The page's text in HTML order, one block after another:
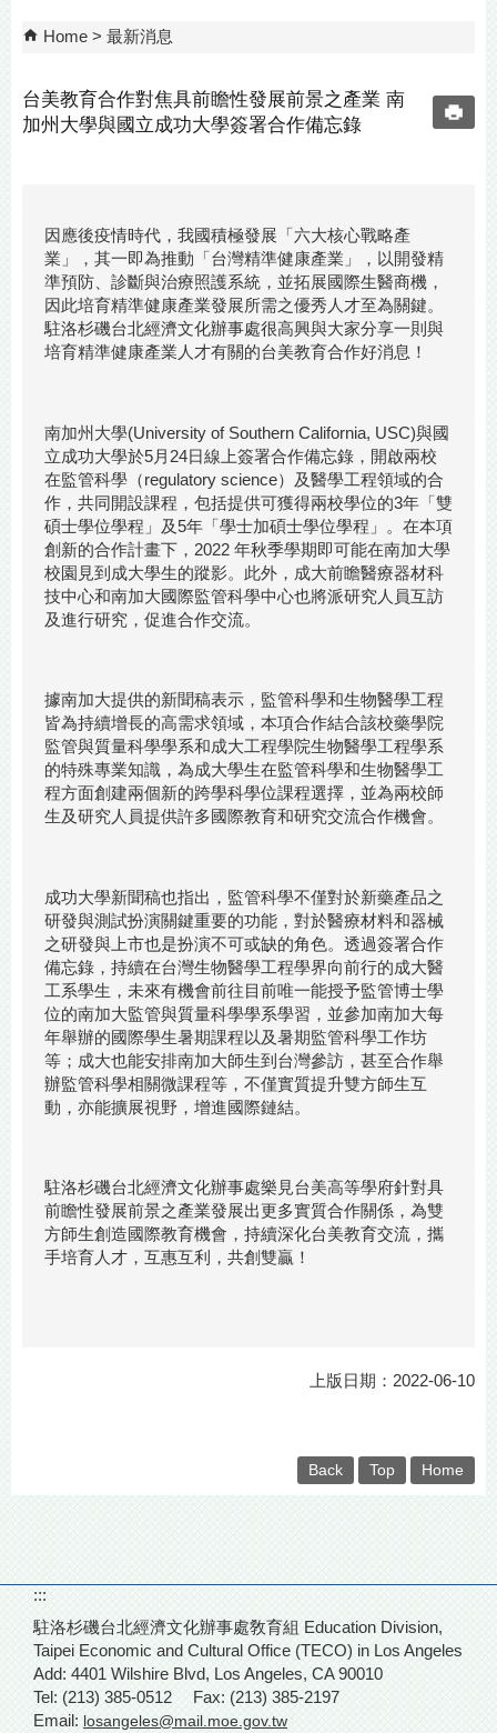
Home 最新消息
台美教育合作對焦具前瞻性發展前景之產業 南
加州大學與國立成功大學簽署合作備忘錄
因應後疫情時代，我國積極發展「六大核心戰略產
業」，其一即為推動「台灣精準健康產業」，以開發精
準預防、診斷與治療照護系統，並拓展國際生醫商機，
因此培育精準健康產業發展所需之優秀人才至為關鍵。
駐洛杉磯台北經濟文化辦事處很高興與大家分享一則與
培育精準健康產業人才有關的台美教育合作好消息！
南加州大學(University of Southern California, USC)與國
立成功大學於5月24日線上簽署合作備忘錄，開啟兩校
在監管科學（regulatory science）及醫學工程領域的合
作，共同開設課程，包括提供可獲得兩校學位的3年「雙
碩士學位學程」及5年「學士加碩士學位學程」。在本項
創新的合作計畫下，2022 年秋季學期即可能在南加大學
校園見到成大學生的蹤影。此外，成大前瞻醫療器材科
技中心和南加大國際監管科學中心也將派研究人員互訪
及進行研究，促進合作交流。
據南加大提供的新聞稿表示，監管科學和生物醫學工程
皆為持續增長的高需求領域，本項合作結合該校藥學院
監管與質量科學學系和成大工程學院生物醫學工程學系
的特殊專業知識，為成大學生在監管科學和生物醫學工
程方面創建兩個新的跨學科學位課程選擇，並為兩校師
生及研究人員提供許多國際教育和研究交流合作機會。
成功大學新聞稿也指出，監管科學不僅對於新藥產品之
研發與測試扮演關鍵重要的功能，對於醫療材料和器械
之研發與上市也是扮演不可或缺的角色。透過簽署合作
備忘錄，持續在台灣生物醫學工程學界向前行的成大醫
工系學生，未來有機會前往目前唯一能授予監管博士學
位的南加大監管與質量科學學系學習，並參加南加大每
年舉辦的國際學生暑期課程以及暑期監管科學工作坊
等；成大也能安排南加大師生到台灣參訪，甚至合作舉
辦監管科學相關微課程等，不僅實質提升雙方師生互
動，亦能擴展視野，增進國際鏈結。
駐洛杉磯台北經濟文化辦事處樂見台美高等學府針對具
前瞻性發展前景之產業發展出更多實質合作關係，為雙
方師生創造國際教育機會，持續深化台美教育交流，攜
手培育人才，互惠互利，共創雙贏！
上版日期：2022-06-10
Back Top Home
:::
駐洛杉磯台北經濟文化辦事處敎育組 Education Division,
Taipei Economic and Cultural Office (TECO) in Los Angeles
Add: 4401 Wilshire Blvd, Los Angeles, CA 90010
Tel: (213) 385-0512 Fax: (213) 385-2197
Email: losangeles@mail.moe.gov.tw